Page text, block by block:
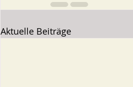
Aktuelle Beiträge